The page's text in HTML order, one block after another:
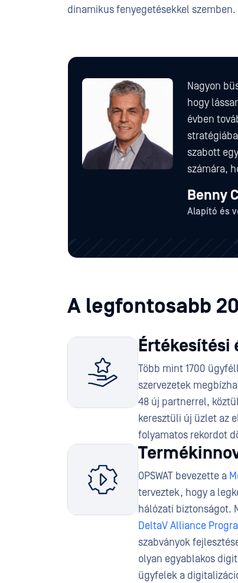
dinamikus fenyegetésekkel szemben.
Nagyon
hogy
évben
szabott
számára,
Benny
Alapító és
A legfontosabb
Értékesítési
Több mint 1700
szervezetek
48 új partnerrel,
keresztüli új üzlet az
folyamatos rekordot
OPSWAT bevezette a
terveztek, hogy a
hálózati biztonságot.
DeltaV Alliance
szabványok
olyan egyablakos
ügyfelek a